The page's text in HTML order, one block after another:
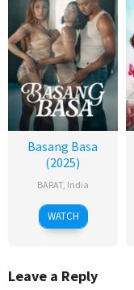
Basang Basa
(2025)
BARAT, India
WATCH
Leave a Reply